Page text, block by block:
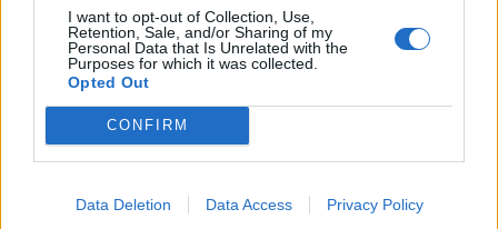
I want to opt-out of Collection, Use,
Retention, Sale, and/or Sharing of my
Personal Data that Is Unrelated with the
Purposes for which it was collected.
Opted Out
CONFIRM
Data Deletion Data Access Privacy Policy
KEDVES OLVASÓNK!
A keresett cikk a portfolio.hu hírarchívumához
tartozik, melynek olvasása előfizetéses
regisztrációhoz kötött.
Portfolio.hu teljes cikkarchívum